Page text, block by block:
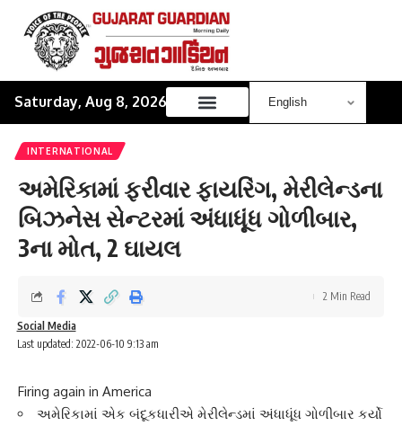
Saturday, Aug 8, 2026
INTERNATIONAL
અમેરિકામાં ફરીવાર ફાયરિંગ, મેરીલેન્ડના
બિઝનેસ સેન્ટરમાં અંધાધૂંધ ગોળીબાર,
3ના મોત, 2 ઘાયલ
Last updated: 2022-06-10 9:13 am
Social Media
2 Min Read
Firing again in America
અમેરિકામાં એક બંદૂકધારીએ મેરીલેન્ડમાં અંધાધૂંધ ગોળીબાર કર્યો